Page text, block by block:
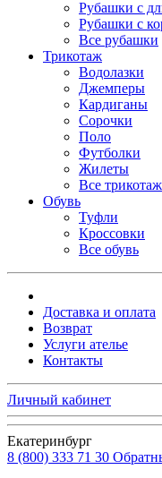
Рубашки с
Рубашки с
Все рубашки
Трикотаж
Водолазки
Джемперы
Кардиганы
Сорочки
Поло
Футболки
Жилеты
Все трикотаж
Обувь
Туфли
Кроссовки
Все обувь
Доставка и оплата
Возврат
Услуги ателье
Контакты
Личный кабинет
Екатеринбург
8 (800) 333 71 30